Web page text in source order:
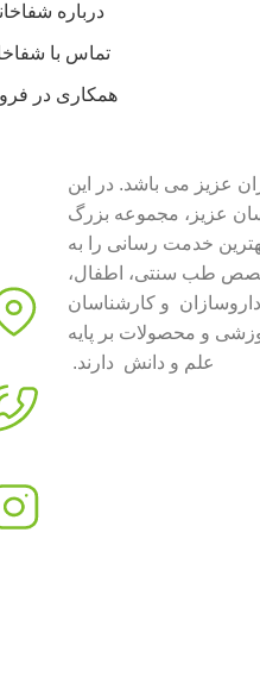
درباره
تماس با
همکاری در
عزیز می باشد. در این
عزیز، مجموعه بزرگ
خدمت رسانی را به
طب سنتی، اطفال،
و کارشناسان
و محصولات بر پایه
علم و دانش دارند.